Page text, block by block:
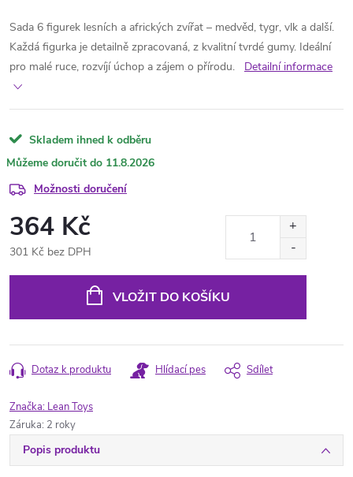
Sada 6 figurek lesních a afrických zvířat – medvěd, tygr, vlk a další.
Každá figurka je detailně zpracovaná, z kvalitní tvrdé gumy. Ideální
pro malé ruce, rozvíjí úchop a zájem o přírodu.
Detailní informace
Skladem ihned k odběru
11.8.2026
Možnosti doručení
364 Kč
301 Kč bez DPH
VLOŽIT DO KOŠÍKU
Dotaz k produktu Hlídací pes Sdílet
Značka: Lean Toys
Záruka: 2 roky
Popis produktu